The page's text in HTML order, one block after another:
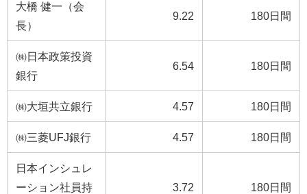
大橋 健一（会
長）
9.22 180日間
㈱日本政策投資
銀行
6.54 180日間
㈱大垣共立銀行 4.57 180日間
㈱三菱UFJ銀行 4.57 180日間
日本インシュレ
ーション社員持
3.72 180日間